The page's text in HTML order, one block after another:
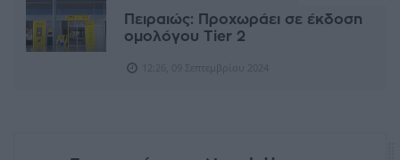
Πειραιώς: Προχωράει σε έκδοση
ομολόγου Tier 2